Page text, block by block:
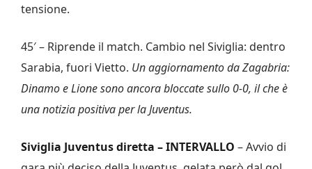
tensione.
45′ – Riprende il match. Cambio nel Siviglia: dentro
Sarabia, fuori Vietto. Un aggiornamento da Zagabria:
Dinamo e Lione sono ancora bloccate sullo 0-0, il che è
una notizia positiva per la Juventus.
Siviglia Juventus diretta – INTERVALLO – Avvio di